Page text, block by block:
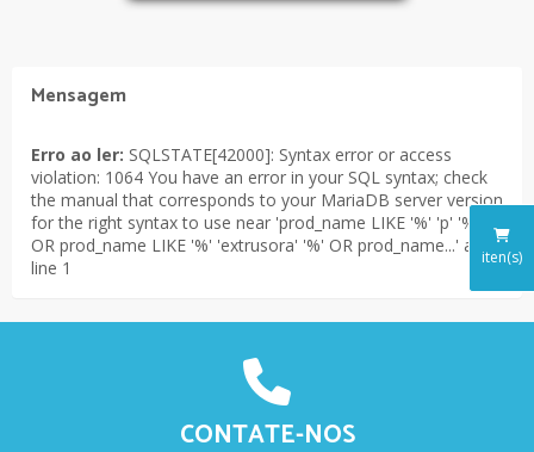
iten(s)
Mensagem
Erro ao ler: SQLSTATE[42000]: Syntax error or access
violation: 1064 You have an error in your SQL syntax; check
the manual that corresponds to your MariaDB server version
for the right syntax to use near 'prod_name LIKE '%' 'p' '%'
OR prod_name LIKE '%' 'extrusora' '%' OR prod_name...' at
line 1
CONTATE-NOS